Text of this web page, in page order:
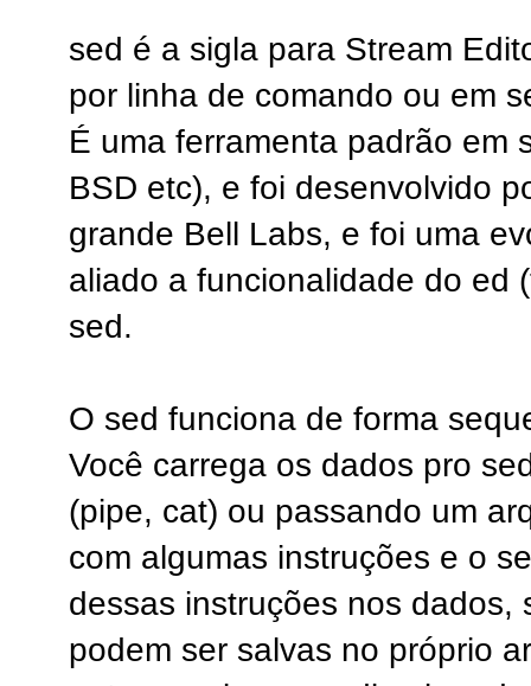
sed é a sigla para Stream
por linha de comando ou em
É uma ferramenta padrão em
BSD etc), e foi desenvolvido
grande Bell Labs, e foi uma
aliado a funcionalidade do ed
sed.
O sed funciona de forma
Você carrega os dados pro
(pipe, cat) ou passando um
com algumas instruções e o
dessas instruções nos dados,
podem ser salvas no próprio